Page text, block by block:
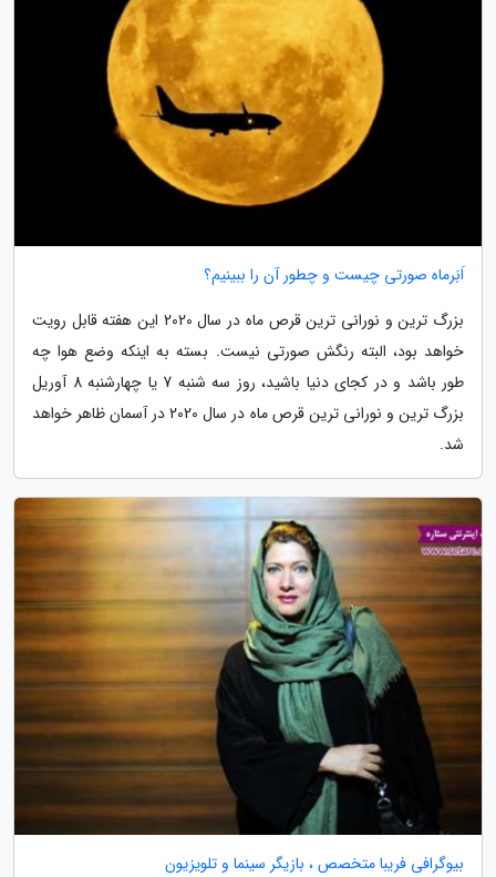
اَبَرماه صورتی چیست و چطور آن را ببینیم؟
بزرگ ترین و نورانی ترین قرص ماه در سال 2020 این هفته قابل رویت
خواهد بود، البته رنگش صورتی نیست. بسته به اینکه وضع هوا چه
طور باشد و در کجای دنیا باشید، روز سه شنبه 7 یا چهارشنبه 8 آوریل
بزرگ ترین و نورانی ترین قرص ماه در سال 2020 در آسمان ظاهر خواهد
شد.
بیوگرافی فریبا متخصص ، بازیگر سینما و تلویزیون